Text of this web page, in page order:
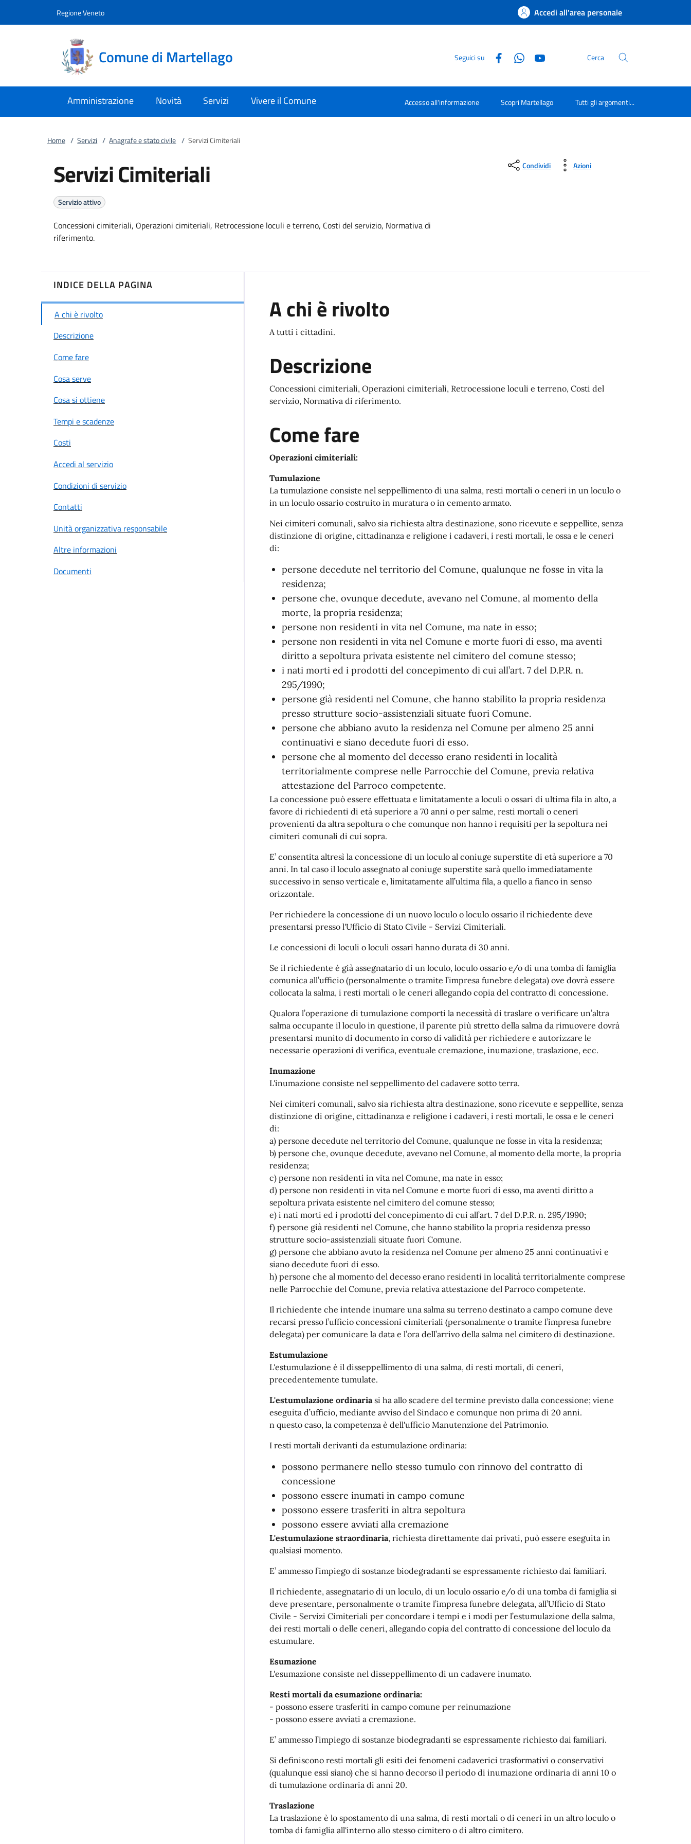
Regione Veneto Accedi all'area personale
Comune di Martellago Seguici su Cerca
Amministrazione Novità Servizi Vivere il Comune Accesso all'informazione Scopri Martellago Tutti gli argomenti...
Home / Servizi / Anagrafe e stato civile / Servizi Cimiteriali
Servizi Cimiteriali
Servizio attivo
Concessioni cimiteriali, Operazioni cimiteriali, Retrocessione loculi e terreno, Costi del servizio, Normativa di
riferimento.
Condividi Azioni
INDICE DELLA PAGINA
A chi è rivolto
Descrizione
Come fare
Cosa serve
Cosa si ottiene
Tempi e scadenze
Costi
Accedi al servizio
Condizioni di servizio
Contatti
Unità organizzativa responsabile
Altre informazioni
Documenti
A chi è rivolto
A tutti i cittadini.
Descrizione
Concessioni cimiteriali, Operazioni cimiteriali, Retrocessione loculi e terreno, Costi del
servizio, Normativa di riferimento.
Come fare
Operazioni cimiteriali:
Tumulazione
La tumulazione consiste nel seppellimento di una salma, resti mortali o ceneri in un loculo o
in un loculo ossario costruito in muratura o in cemento armato.
Nei cimiteri comunali, salvo sia richiesta altra destinazione, sono ricevute e seppellite, senza
distinzione di origine, cittadinanza e religione i cadaveri, i resti mortali, le ossa e le ceneri
di:
persone decedute nel territorio del Comune, qualunque ne fosse in vita la
residenza;
persone che, ovunque decedute, avevano nel Comune, al momento della
morte, la propria residenza;
persone non residenti in vita nel Comune, ma nate in esso;
persone non residenti in vita nel Comune e morte fuori di esso, ma aventi
diritto a sepoltura privata esistente nel cimitero del comune stesso;
i nati morti ed i prodotti del concepimento di cui all’art. 7 del D.P.R. n.
295/1990;
persone già residenti nel Comune, che hanno stabilito la propria residenza
presso strutture socio-assistenziali situate fuori Comune.
persone che abbiano avuto la residenza nel Comune per almeno 25 anni
continuativi e siano decedute fuori di esso.
persone che al momento del decesso erano residenti in località
territorialmente comprese nelle Parrocchie del Comune, previa relativa
attestazione del Parroco competente.
La concessione può essere effettuata e limitatamente a loculi o ossari di ultima fila in alto, a
favore di richiedenti di età superiore a 70 anni o per salme, resti mortali o ceneri
provenienti da altra sepoltura o che comunque non hanno i requisiti per la sepoltura nei
cimiteri comunali di cui sopra.
E’ consentita altresì la concessione di un loculo al coniuge superstite di età superiore a 70
anni. In tal caso il loculo assegnato al coniuge superstite sarà quello immediatamente
successivo in senso verticale e, limitatamente all’ultima fila, a quello a fianco in senso
orizzontale.
Per richiedere la concessione di un nuovo loculo o loculo ossario il richiedente deve
presentarsi presso l'Ufficio di Stato Civile - Servizi Cimiteriali.
Le concessioni di loculi o loculi ossari hanno durata di 30 anni.
Se il richiedente è già assegnatario di un loculo, loculo ossario e/o di una tomba di famiglia
comunica all’ufficio (personalmente o tramite l’impresa funebre delegata) ove dovrà essere
collocata la salma, i resti mortali o le ceneri allegando copia del contratto di concessione.
Qualora l’operazione di tumulazione comporti la necessità di traslare o verificare un’altra
salma occupante il loculo in questione, il parente più stretto della salma da rimuovere dovrà
presentarsi munito di documento in corso di validità per richiedere e autorizzare le
necessarie operazioni di verifica, eventuale cremazione, inumazione, traslazione, ecc.
Inumazione
L'inumazione consiste nel seppellimento del cadavere sotto terra.
Nei cimiteri comunali, salvo sia richiesta altra destinazione, sono ricevute e seppellite, senza
distinzione di origine, cittadinanza e religione i cadaveri, i resti mortali, le ossa e le ceneri
di:
a) persone decedute nel territorio del Comune, qualunque ne fosse in vita la residenza;
b) persone che, ovunque decedute, avevano nel Comune, al momento della morte, la propria
residenza;
c) persone non residenti in vita nel Comune, ma nate in esso;
d) persone non residenti in vita nel Comune e morte fuori di esso, ma aventi diritto a
sepoltura privata esistente nel cimitero del comune stesso;
e) i nati morti ed i prodotti del concepimento di cui all’art. 7 del D.P.R. n. 295/1990;
f) persone già residenti nel Comune, che hanno stabilito la propria residenza presso
strutture socio-assistenziali situate fuori Comune.
g) persone che abbiano avuto la residenza nel Comune per almeno 25 anni continuativi e
siano decedute fuori di esso.
h) persone che al momento del decesso erano residenti in località territorialmente comprese
nelle Parrocchie del Comune, previa relativa attestazione del Parroco competente.
Il richiedente che intende inumare una salma su terreno destinato a campo comune deve
recarsi presso l’ufficio concessioni cimiteriali (personalmente o tramite l’impresa funebre
delegata) per comunicare la data e l’ora dell’arrivo della salma nel cimitero di destinazione.
Estumulazione
L'estumulazione è il disseppellimento di una salma, di resti mortali, di ceneri,
precedentemente tumulate.
L'estumulazione ordinariasi ha allo scadere del termine previsto dalla concessione; viene
eseguita d’ufficio, mediante avviso del Sindaco e comunque non prima di 20 anni.
n questo caso, la competenza è dell'ufficio Manutenzione del Patrimonio.
I resti mortali derivanti da estumulazione ordinaria:
possono permanere nello stesso tumulo con rinnovo del contratto di
concessione
possono essere inumati in campo comune
possono essere trasferiti in altra sepoltura
possono essere avviati alla cremazione
L'estumulazione straordinaria, richiesta direttamente dai privati, può essere eseguita in
qualsiasi momento.
E’ ammesso l’impiego di sostanze biodegradanti se espressamente richiesto dai familiari.
Il richiedente, assegnatario di un loculo, di un loculo ossario e/o di una tomba di famiglia si
deve presentare, personalmente o tramite l’impresa funebre delegata, all’Ufficio di Stato
Civile - Servizi Cimiteriali per concordare i tempi e i modi per l’estumulazione della salma,
dei resti mortali o delle ceneri, allegando copia del contratto di concessione del loculo da
estumulare.
Esumazione
L'esumazione consiste nel disseppellimento di un cadavere inumato.
Resti mortali da esumazione ordinaria:
- possono essere trasferiti in campo comune per reinumazione
- possono essere avviati a cremazione.
E’ ammesso l’impiego di sostanze biodegradanti se espressamente richiesto dai familiari.
Si definiscono resti mortali gli esiti dei fenomeni cadaverici trasformativi o conservativi
(qualunque essi siano) che si hanno decorso il periodo di inumazione ordinaria di anni 10 o
di tumulazione ordinaria di anni 20.
Traslazione
La traslazione è lo spostamento di una salma, di resti mortali o di ceneri in un altro loculo o
tomba di famiglia all'interno allo stesso cimitero o di altro cimitero.